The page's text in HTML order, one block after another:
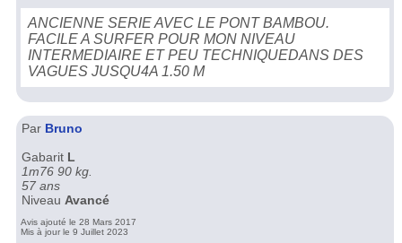
ANCIENNE SERIE AVEC LE PONT BAMBOU.
FACILE A SURFER POUR MON NIVEAU
INTERMEDIAIRE ET PEU TECHNIQUEDANS DES
VAGUES JUSQU4A 1.50 M
Par Bruno
Gabarit L
1m76 90 kg.
57 ans
Niveau Avancé
Avis ajouté le 28 Mars 2017
Mis à jour le 9 Juillet 2023